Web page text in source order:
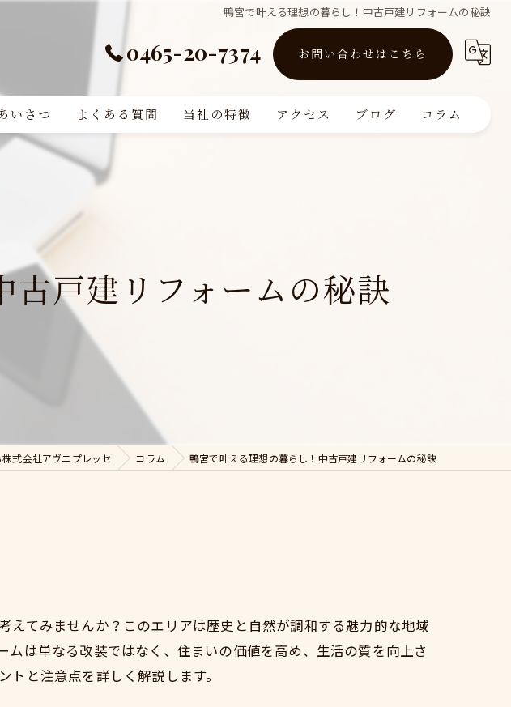
鴨宮で叶える理想の暮らし！中古戸建リフォームの秘訣
0465-20-7374 お問い合わせはこちら
いさつ よくある質問 当社の特徴
査定
アクセス ブログ コラム
古戸建リフォームの秘訣
式会社アヴニプレッセ コラム 鴨宮で叶える理想の暮らし！中古戸建リフォームの秘訣
てみませんか？このエリアは歴史と自然が調和する魅力的な地域
は単なる改装ではなく、住まいの価値を高め、生活の質を向上さ
と注意点を詳しく解説します。